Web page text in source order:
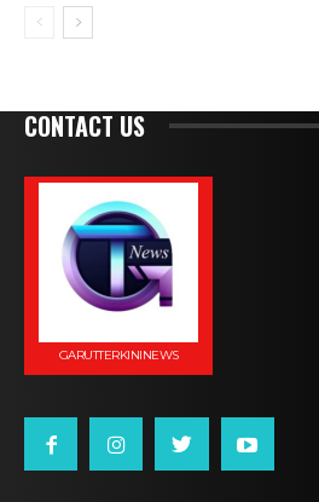
CONTACT US
GARUTTERKININEWS